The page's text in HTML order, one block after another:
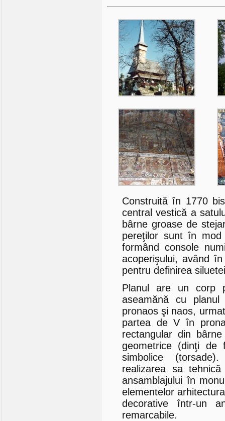
Construită în 1770
central vestică a
bârne groase de
pereţilor sunt în
formând console
acoperişului, având
pentru definirea
Planul are un corp
aseamănă cu
pronaos şi naos,
partea de V în
rectangular din
geometrice (dinţi de
simbolice
realizarea sa
ansamblajului în
elementelor
decorative într-un
remarcabile.